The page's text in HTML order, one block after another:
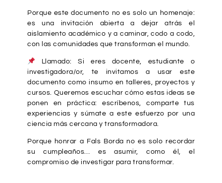
Porque este documento no es solo un homenaje:
es una invitación abierta a dejar atrás el
aislamiento académico y a caminar, codo a codo,
con las comunidades que transforman el mundo.
Llamado: Si eres docente, estudiante o
investigadora/or, te invitamos a usar este
documento como insumo en talleres, proyectos y
cursos. Queremos escuchar cómo estas ideas se
ponen en práctica: escríbenos, comparte tus
experiencias y súmate a este esfuerzo por una
ciencia más cercana y transformadora.
Porque honrar a Fals Borda no es solo recordar
su cumpleaños… es asumir, como él, el
compromiso de investigar para transformar.